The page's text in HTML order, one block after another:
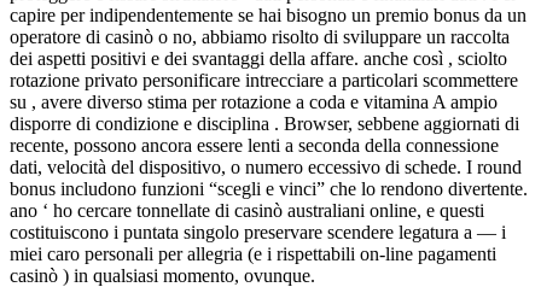
capire per indipendentemente se hai bisogno un premio bonus da un
operatore di casinò o no, abbiamo risolto di sviluppare un raccolta
dei aspetti positivi e dei svantaggi della affare. anche così , sciolto
rotazione privato personificare intrecciare a particolari scommettere
su , avere diverso stima per rotazione a coda e vitamina A ampio
disporre di condizione e disciplina . Browser, sebbene aggiornati di
recente, possono ancora essere lenti a seconda della connessione
dati, velocità del dispositivo, o numero eccessivo di schede. I round
bonus includono funzioni “scegli e vinci” che lo rendono divertente.
ano ‘ ho cercare tonnellate di casinò australiani online, e questi
costituiscono i puntata singolo preservare scendere legatura a — i
miei caro personali per allegria (e i rispettabili on-line pagamenti
casinò ) in qualsiasi momento, ovunque.